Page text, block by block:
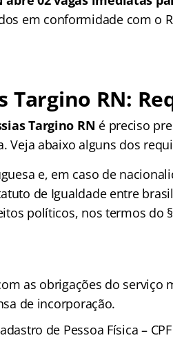
em conformidade com o
Targino RN:
Targino RN é preciso
Veja abaixo alguns dos
e, em caso de
de Igualdade entre
políticos, nos termos do §
as obrigações do serviço
de incorporação.
de Pessoa Física –